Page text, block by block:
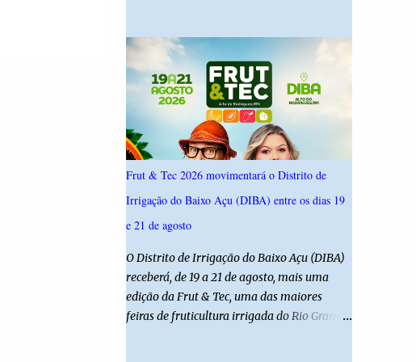
nota, a Polícia Militar manifestou
solidariedade à vítima e aos familiares e
destacou q...
somaram 6,4% e outros 43,8% não
souberam responder. A pesquisa IPSsensus
ouviu 1.500 eleitores em todas as regiões do
Rio Grande do Norte entre os dias 18 e 22 de
junho de 2026. O levantamento possui
margem de erro de 2,5 pontos percentuais e
nível de confiança de 95%. Registro no TSE:
RN-09520/2026
Frut & Tec 2026 movimentará o Distrito de
Irrigação do Baixo Açu (DIBA) entre os dias 19
e 21 de agosto
O Distrito de Irrigação do Baixo Açu (DIBA)
receberá, de 19 a 21 de agosto, mais uma
edição da Frut & Tec, uma das maiores
feiras de fruticultura irrigada do Rio Grande